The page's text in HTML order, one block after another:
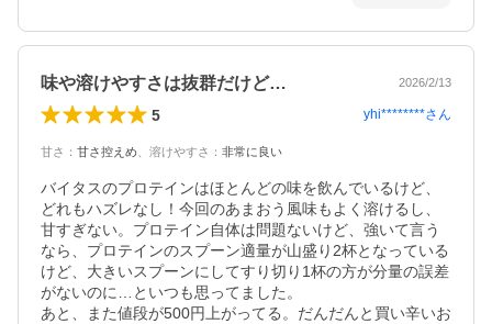
味や溶けやすさは抜群だけど… 2026/2/13
5 yhi********さん
甘さ ： 甘さ控えめ 溶けやすさ ： 非常に良い
バイタスのプロテインはほとんどの味を飲んでいるけど、
どれもハズレなし！今回のあまおう風味もよく溶けるし、
甘すぎない。プロテイン自体は問題ないけど、強いて言う
なら、プロテインのスプーン適量が山盛り2杯となっている
けど、大きいスプーンにしてすり切り1杯の方が分量の誤差
がないのに…といつも思ってました。
あと、また値段が500円上がってる。だんだんと買い辛いお